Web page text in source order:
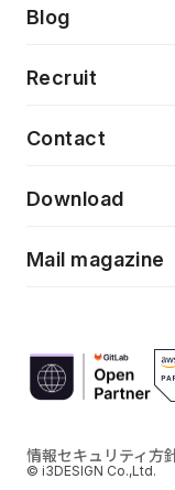
モダナイゼー
特徴量エンジ
フロントエン
Press release
News
Event/Seminer
Blog
Recruit
Contact
Download
Mail magazine
情報セキュリティ方
© i3DESIGN Co.,Ltd.